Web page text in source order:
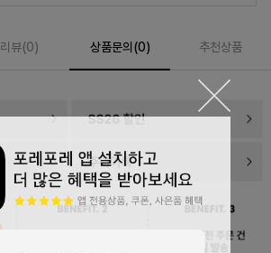
리뷰(0) 상품문의(0) 추천상품